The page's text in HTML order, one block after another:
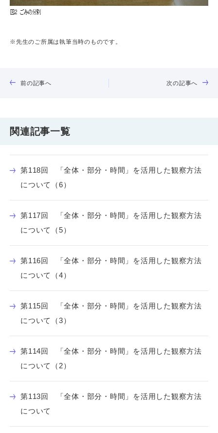
※先生のご所属は執筆当時のものです。
前の記事へ 次の記事へ
関連記事一覧
第118回 「全体・部分・時間」を活用した観察方法
について（6）
第117回 「全体・部分・時間」を活用した観察方法
について（5）
第116回 「全体・部分・時間」を活用した観察方法
について（4）
第115回 「全体・部分・時間」を活用した観察方法
について（3）
第114回 「全体・部分・時間」を活用した観察方法
について（2）
第113回 「全体・部分・時間」を活用した観察方法
について